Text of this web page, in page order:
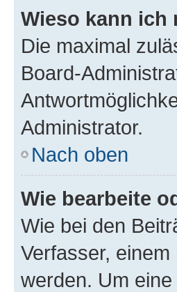
Wieso kann
Die maximal
Board-
Administrator.
Nach oben
Wie bearbeite
Wie bei den
Verfasser,
werden. Um